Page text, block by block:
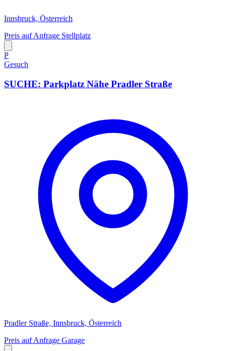
Innsbruck, Österreich
Preis auf Anfrage Stellplatz
P
Gesuch
SUCHE: Parkplatz Nähe Pradler Straße
Pradler Straße, Innsbruck, Österreich
Preis auf Anfrage Garage